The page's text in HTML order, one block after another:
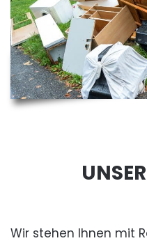
Wir stehen Ihnen mit